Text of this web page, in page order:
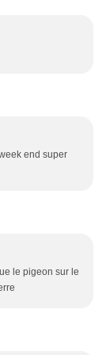
end super
le pigeon sur le